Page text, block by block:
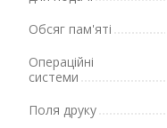
Обсяг пам'яті
Операційні
системи
Поля друку